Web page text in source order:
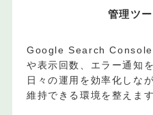
管理ツ
Google Search Console
や表示回数、エラー通知を
日々の運用を効率化しな
維持できる環境を整えます